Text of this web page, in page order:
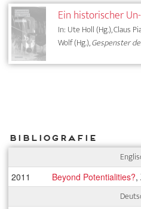
Ein historischer
In: Ute Holl (Hg.), Claus
Wolf (Hg.),Gespenster
Bibliografie
2011 Beyond Potentialities?,